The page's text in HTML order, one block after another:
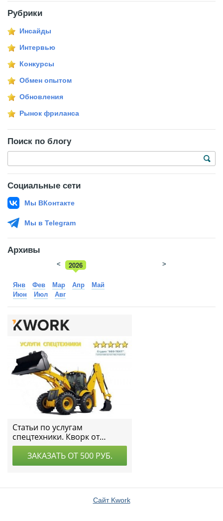
Рубрики
Инсайды
Интервью
Конкурсы
Обмен опытом
Обновления
Рынок фриланса
Поиск по блогу
Социальные сети
Мы ВКонтакте
Мы в Telegram
Архивы
2026
2025
< >
Янв Фев Мар Апр
Май
Июн
Июл Авг
Сайт Kwork